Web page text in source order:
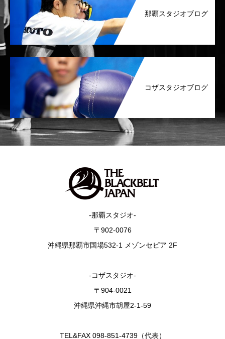
那覇スタジオブログ
コザスタジオブログ
-那覇スタジオ-
〒902-0076
沖縄県那覇市国場532-1 メゾンセピア 2F
-コザスタジオ-
〒904-0021
沖縄県沖縄市胡屋2-1-59
TEL&FAX 098-851-4739（代表）